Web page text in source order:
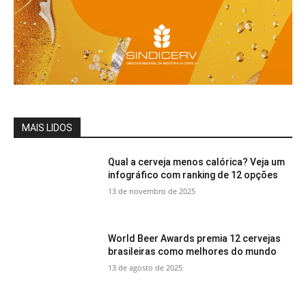
MAIS LIDOS
Qual a cerveja menos calórica? Veja um
infográfico com ranking de 12 opções
13 de novembro de 2025
World Beer Awards premia 12 cervejas
brasileiras como melhores do mundo
13 de agosto de 2025